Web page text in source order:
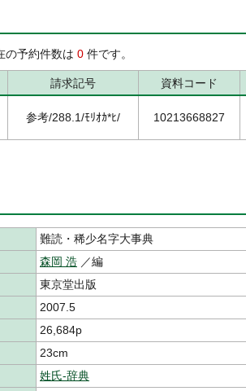
の予約件数は 0 件です。
請求記号 資料コード
参考/288.1/ﾓﾘｵｶ*ﾋ/ 10213668827
難読・稀少名字大事典
森岡 浩 ／編
東京堂出版
2007.5
26,684p
23cm
姓氏-辞典